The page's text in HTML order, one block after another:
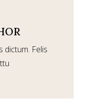
dictum. Felis